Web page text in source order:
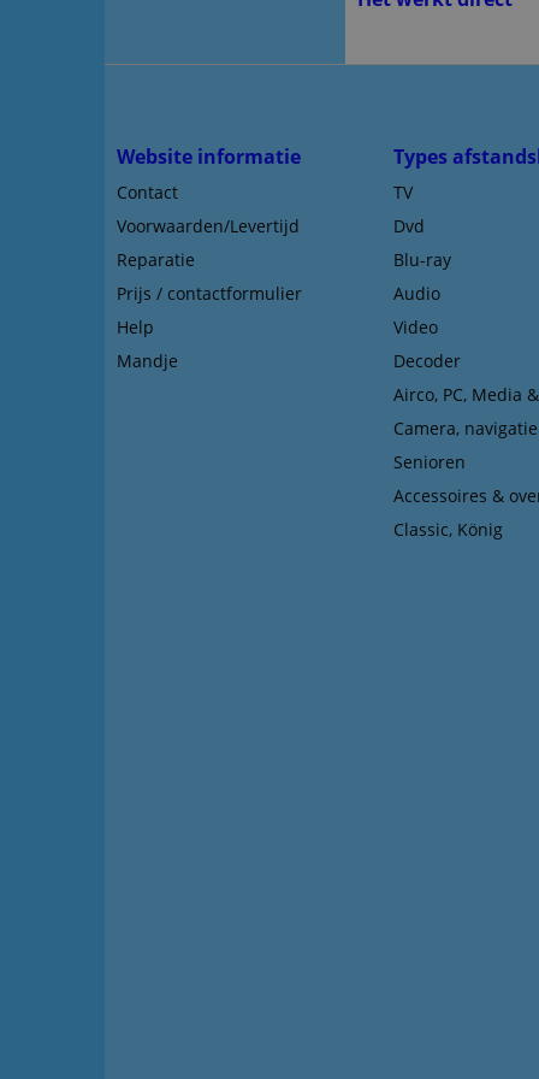
Website informatie
Contact
Voorwaarden/Levertijd
Reparatie
Prijs / contactformulier
Help
Mandje
Types
TV
Dvd
Blu-ray
Audio
Video
Decoder
Airco, PC, Media
Camera, navigatie
Senioren
Accessoires &
Classic, König